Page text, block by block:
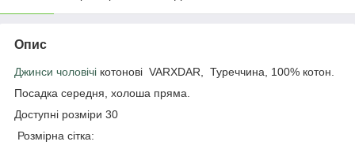
Опис
Джинси чоловічі котонові VARXDAR, Туреччина, 100% котон.
Посадка середня, холоша пряма.
Доступні розміри 30
Розмірна сітка: